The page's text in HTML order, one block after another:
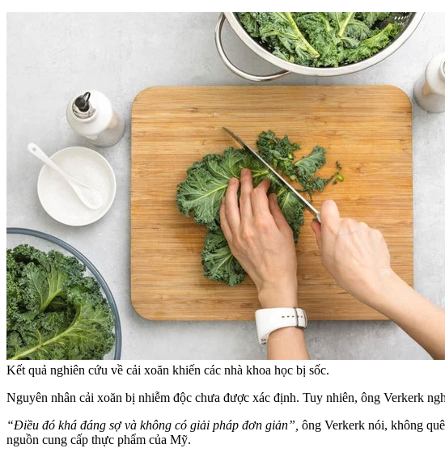
Kết quả nghiên cứu về cải xoăn khiến các nhà khoa học bị sốc.
Nguyên nhân cải xoăn bị nhiễm độc chưa được xác định. Tuy nhiên, ông Verkerk
“Điều đó khá đáng sợ và không có giải pháp đơn giản”, ông Verkerk nói, không
nguồn cung cấp thực phẩm của Mỹ.